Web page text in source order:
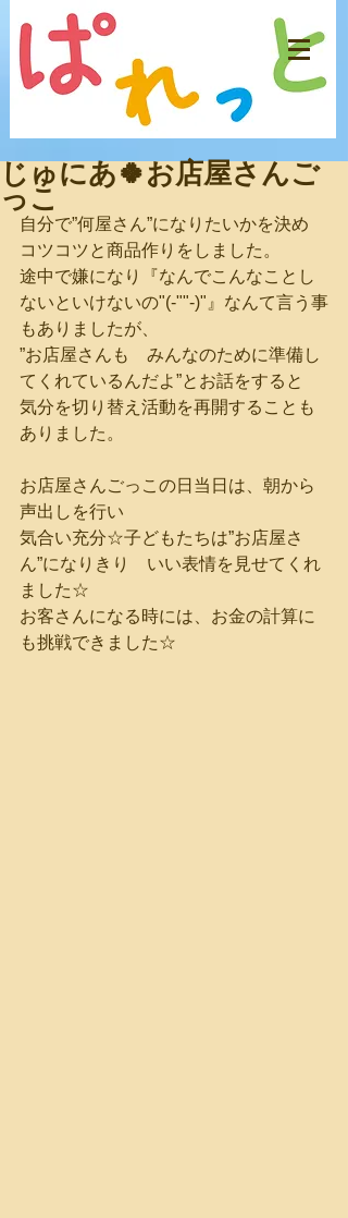
じゅにあ🍀お店屋さんご
っこ
自分で”何屋さん”になりたいかを決め
コツコツと商品作りをしました。
途中で嫌になり『なんでこんなことし
ないといけないの"(-""-)"』なんて言う事
もありましたが、
”お店屋さんも　みんなのために準備し
てくれているんだよ”とお話をすると
気分を切り替え活動を再開することも
ありました。
お店屋さんごっこの日当日は、朝から
声出しを行い
気合い充分☆子どもたちは”お店屋さ
ん”になりきり　いい表情を見せてくれ
ました☆
お客さんになる時には、お金の計算に
も挑戦できました☆